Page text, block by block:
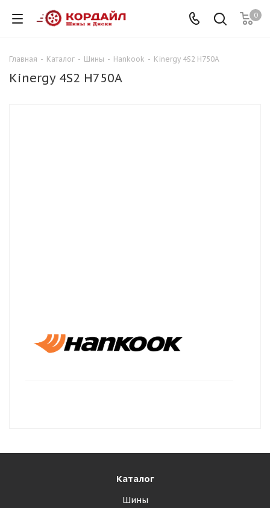
0
Главная - Каталог - Шины - Hankook - Kinergy 4S2 H750A
Kinergy 4S2 H750A
Каталог
Шины